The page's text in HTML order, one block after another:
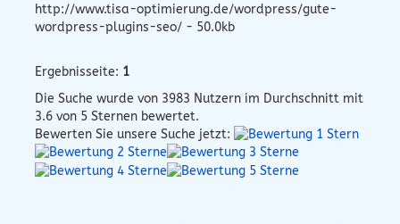
http://www.tisa-optimierung.de/wordpress/gute-
wordpress-plugins-seo/ - 50.0kb
Ergebnisseite: 1
Die Suche wurde von 3983 Nutzern im Durchschnitt mit
3.6 von 5 Sternen bewertet.
Bewerten Sie unsere Suche jetzt: